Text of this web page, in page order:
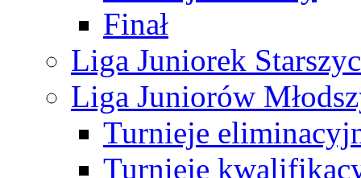
Finał
Liga Juniorek
Liga Juniorów
Turnieje
Turnieje